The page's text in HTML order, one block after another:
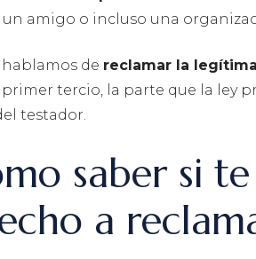
amigo o incluso una
de reclamar la legítima
primer tercio, la parte que la ley
testador.
saber si
a